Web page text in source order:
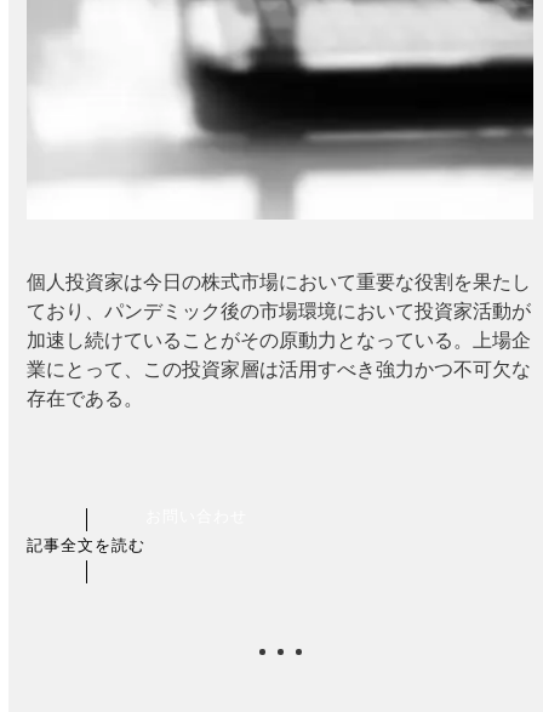
個人投資家は今日の株式市場において重要な役割を果たし
ており、パンデミック後の市場環境において投資家活動が
加速し続けていることがその原動力となっている。上場企
業にとって、この投資家層は活用すべき強力かつ不可欠な
存在である。
記事全文を読む